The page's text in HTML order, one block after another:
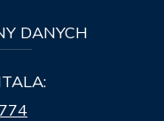
DANYCH